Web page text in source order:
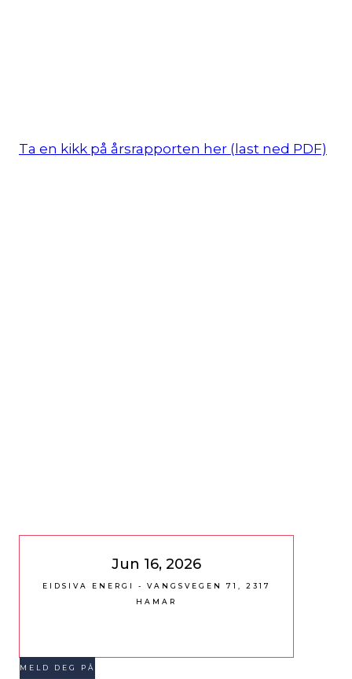
Ta en kikk på årsrapporten her (last ned PDF)
Jun 16, 2026
EIDSIVA ENERGI - VANGSVEGEN 71, 2317
HAMAR
MELD DEG PÅ